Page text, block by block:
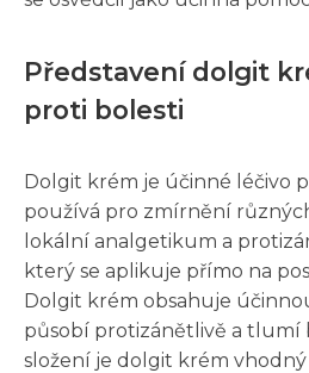
Představení dolgit
proti bolesti
Dolgit krém je účinné léčivo
používá pro zmírnění
lokální analgetikum a
který se aplikuje přímo na
Dolgit krém obsahuje
působí protizánětlivě a tlumí
složení je dolgit krém